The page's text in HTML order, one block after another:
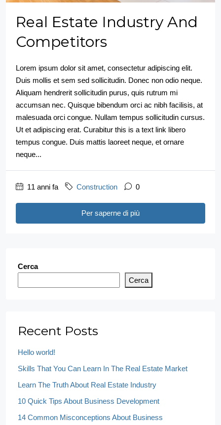
Real Estate Industry And
Competitors
Lorem ipsum dolor sit amet, consectetur adipiscing elit.
Duis mollis et sem sed sollicitudin. Donec non odio neque.
Aliquam hendrerit sollicitudin purus, quis rutrum mi
accumsan nec. Quisque bibendum orci ac nibh facilisis, at
malesuada orci congue. Nullam tempus sollicitudin cursus.
Ut et adipiscing erat. Curabitur this is a text link libero
tempus congue. Duis mattis laoreet neque, et ornare
neque...
11 anni fa Construction 0
Per saperne di più
Cerca
Cerca
Recent Posts
Hello world!
Skills That You Can Learn In The Real Estate Market
Learn The Truth About Real Estate Industry
10 Quick Tips About Business Development
14 Common Misconceptions About Business